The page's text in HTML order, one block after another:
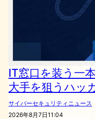
IT窓口を装う一
大手を狙うハッ
サイバーセキュリティニュース
2026年8月7日11:04